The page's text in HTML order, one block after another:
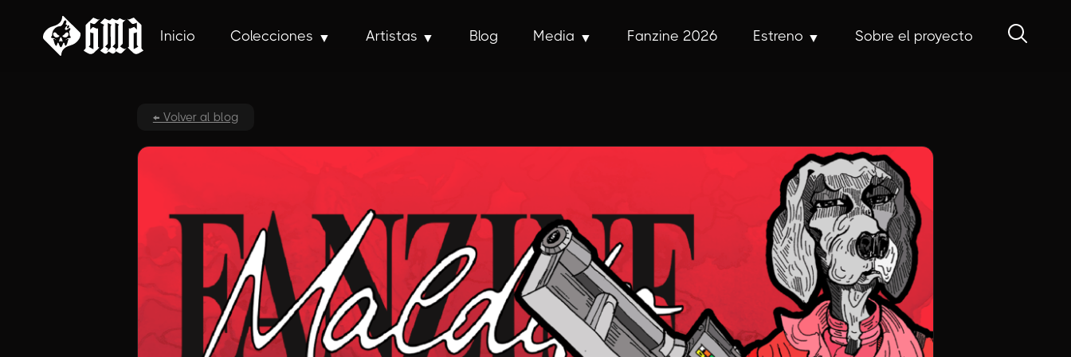
Inicio Colecciones Artistas Blog Media Fanzine 2026 Estreno Sobre el proyecto
← Volver al blog